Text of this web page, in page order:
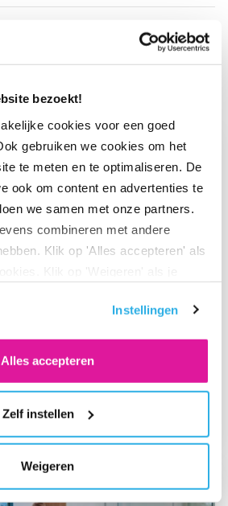
bezoekt!
cookies voor een goed
gebruiken we cookies om het
te meten en te optimaliseren. De
ook om content en advertenties te
we samen met onze partners.
combineren met andere
Klik op 'Alles accepteren' als
Je kunt altijd je toestemming
Instellingen
Alles accepteren
Zelf instellen
Weigeren
een financiële strategische
een financiële
kan zijn in je
naar het nieuwe